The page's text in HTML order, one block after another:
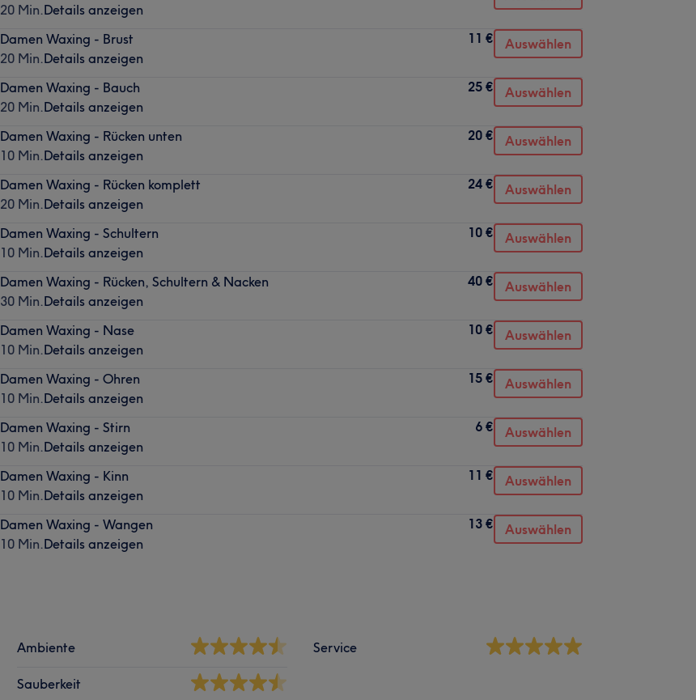
20 Min.Details anzeigen
Damen Waxing - Brust
20 Min.Details anzeigen
11 € Auswählen
Damen Waxing - Bauch
20 Min.Details anzeigen
25 € Auswählen
Damen Waxing - Rücken unten
10 Min.Details anzeigen
20 € Auswählen
Damen Waxing - Rücken komplett
20 Min.Details anzeigen
24 € Auswählen
Damen Waxing - Schultern
10 Min.Details anzeigen
10 € Auswählen
Damen Waxing - Rücken, Schultern & Nacken
30 Min.Details anzeigen
40 € Auswählen
Damen Waxing - Nase
10 Min.Details anzeigen
10 € Auswählen
Damen Waxing - Ohren
10 Min.Details anzeigen
15 € Auswählen
Damen Waxing - Stirn
10 Min.Details anzeigen
6 € Auswählen
Damen Waxing - Kinn
10 Min.Details anzeigen
11 € Auswählen
Damen Waxing - Wangen
10 Min.Details anzeigen
13 € Auswählen
Ambiente
Sauberkeit
Service